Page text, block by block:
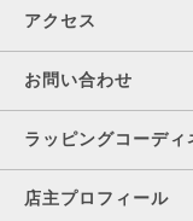
アクセス
お問い合わせ
ラッピングコー
店主プロフィール